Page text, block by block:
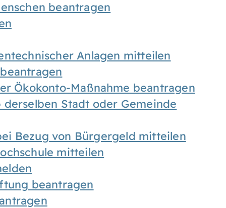
beantragen
Anlagen mitteilen
Ökokonto-Maßnahme beantragen
Stadt oder Gemeinde
Bezug von Bürgergeld mitteilen
mitteilen
beantragen